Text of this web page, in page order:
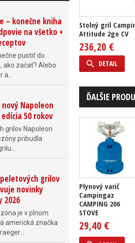
Stolný gril
Attitude 2go CV
236,20 €
DETAIL
ĎALŠIE
Plynový varič
Campingaz
CAMPING 206
STOVE
29,40 €
– konečne kniha
na všetko +
pustiť do
ako začať? Alebo
Napoleon
edícia 50 rokov
grilov Napoleon
pribudla
grilov
novinky
2026
je v plnom
americká značka